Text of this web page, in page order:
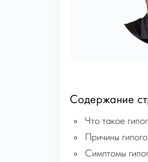
Содержание
Что такое
Причины
Симптомы